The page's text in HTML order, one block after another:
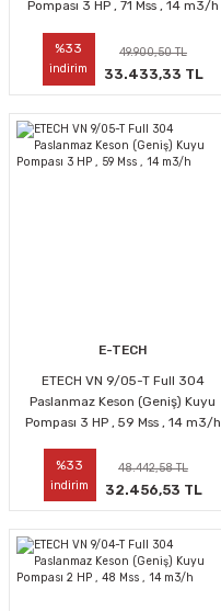
Pompası 3 HP , 71 Mss , 14 m3/h
%33
indirim
49.900,50 TL
33.433,33 TL
E-TECH
ETECH VN 9/05-T Full 304
Paslanmaz Keson (Geniş) Kuyu
Pompası 3 HP , 59 Mss , 14 m3/h
%33
indirim
48.442,58 TL
32.456,53 TL